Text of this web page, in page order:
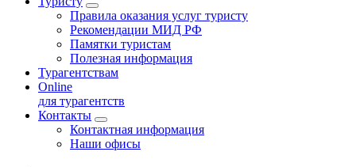
Правила оказания услуг туристу
Рекомендации МИД РФ
Памятки туристам
Полезная информация
Турагентствам
Online
для турагентств
Контакты
Контактная информация
Наши офисы